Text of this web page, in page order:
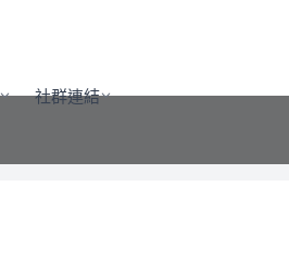
社群連結